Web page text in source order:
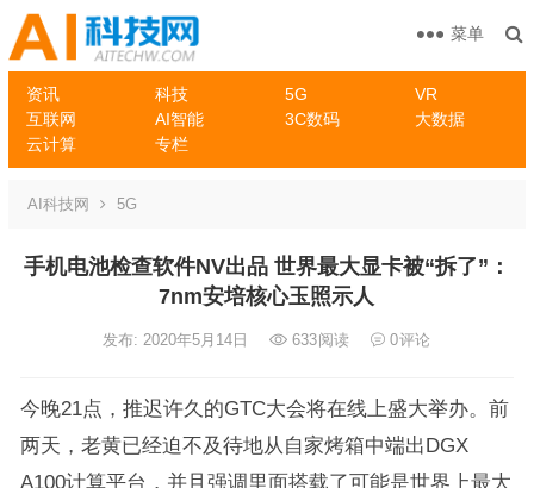
资讯 科技 5G
VR
互联网
AI智能 3C数码
大数据
云计算
专栏
菜单
AI科技网 5G
手机电池检查软件NV出品 世界最大显卡被“拆了”：
7nm安培核心玉照示人
发布: 2020年5月14日 633阅读 0评论
今晚21点，推迟许久的GTC大会将在线上盛大举办。前
两天，老黄已经迫不及待地从自家烤箱中端出DGX
A100计算平台，并且强调里面搭载了可能是世界上最大